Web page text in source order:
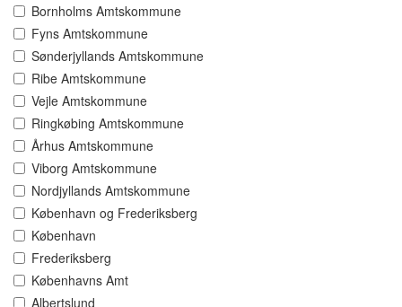
Bornholms Amtskommune
Fyns Amtskommune
Sønderjyllands Amtskommune
Ribe Amtskommune
Vejle Amtskommune
Ringkøbing Amtskommune
Århus Amtskommune
Viborg Amtskommune
Nordjyllands Amtskommune
København og Frederiksberg
København
Frederiksberg
Københavns Amt
Albertslund